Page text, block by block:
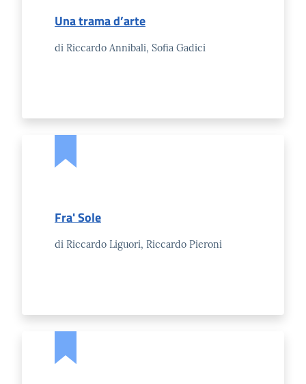
Una trama d’arte
di Riccardo Annibali, Sofia Gadici
Fra' Sole
di Riccardo Liguori, Riccardo Pieroni